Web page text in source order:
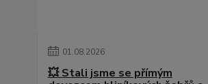
01.08.2026
💥 Stali jsme se přímým